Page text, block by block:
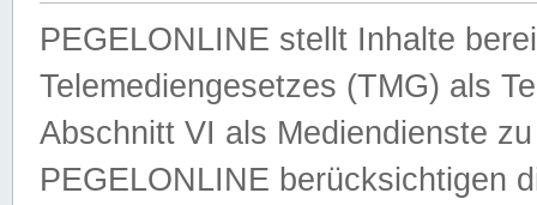
PEGELONLINE stellt Inhalte
Telemediengesetzes (TMG) als
Abschnitt VI als Mediendienste
PEGELONLINE berücksichtigen